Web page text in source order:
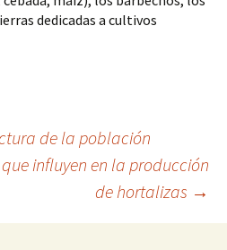
dedicadas a cultivos
de la población
influyen en la producción
de hortalizas →